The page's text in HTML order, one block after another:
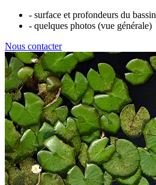
- surface et profondeurs du bassin
- quelques photos (vue générale)
Nous contacter